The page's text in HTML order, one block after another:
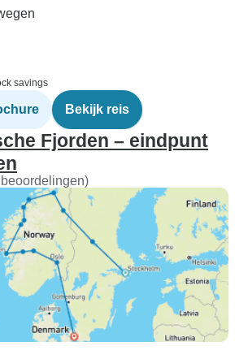
savings
Bekijk reis
Fjorden – eindpunt